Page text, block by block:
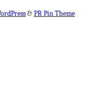
&PR Pin Theme